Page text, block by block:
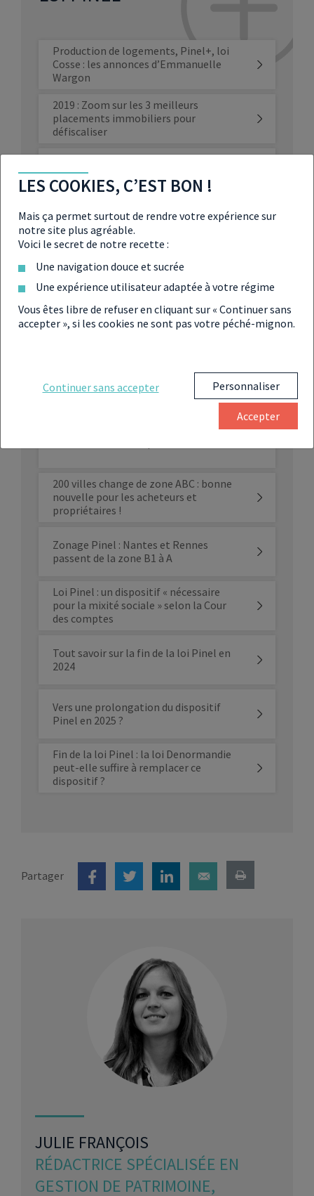
Production de logements, Pinel+, loi
Cosse : les annonces d’Emmanuelle
Wargon
2019 : Zoom sur les 3 meilleurs
placements immobiliers pour
défiscaliser
Défiscaliser avec la loi Pinel en 2018
Possibilité d’un Pinel Plus pour 2023…
Loi Pinel 2021 : le point sur les réformes
La loi Pinel prolongée jusqu’au 1er avril
Fin du Pinel en Outre-mer : vers un
nouveau dispositif uniquement sur ce
200 villes change de zone ABC : bonne
nouvelle pour les acheteurs et
propriétaires !
Zonage Pinel : Nantes et Rennes
passent de la zone B1 à A
Loi Pinel : un dispositif « nécessaire
pour la mixité sociale » selon la Cour
des comptes
Tout savoir sur la fin de la loi Pinel en
2024
Vers une prolongation du dispositif
Pinel en 2025 ?
Fin de la loi Pinel : la loi Denormandie
peut-elle suffire à remplacer ce
dispositif ?
Partager
JULIE FRANÇOIS
RÉDACTRICE SPÉCIALISÉE EN
GESTION DE PATRIMOINE,
LES COOKIES, C’EST BON !
Mais ça permet surtout de rendre votre expérience sur
notre site plus agréable.
Voici le secret de notre recette :
Une navigation douce et sucrée
Une expérience utilisateur adaptée à votre régime
Vous êtes libre de refuser en cliquant sur « Continuer sans
accepter », si les cookies ne sont pas votre péché-mignon.
Continuer sans accepter Personnaliser
Accepter